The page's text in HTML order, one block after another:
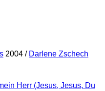
2004 / Darlene Zschech
Herr (Jesus, Jesus, Du